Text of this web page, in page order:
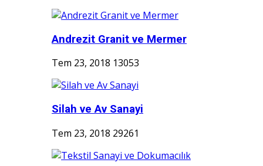
Andrezit Granit ve Mermer
Tem 23, 2018 13053
Silah ve Av Sanayi
Tem 23, 2018 29261